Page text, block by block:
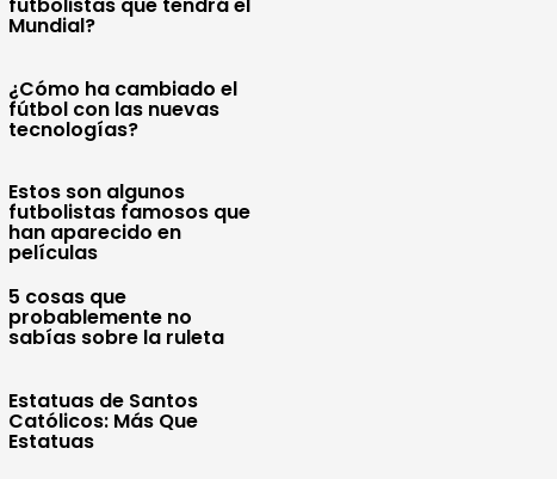
Mundial?
¿Cómo ha cambiado el
fútbol con las nuevas
tecnologías?
Estos son algunos
futbolistas famosos que
han aparecido en
películas
5 cosas que
probablemente no
sabías sobre la ruleta
Estatuas de Santos
Católicos: Más Que
Estatuas